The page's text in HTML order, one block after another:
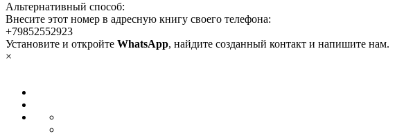
Альтернативный способ:
Внесите этот номер в адресную книгу своего телефона:
+79852552923
Установите и откройте WhatsApp, найдите созданный контакт и напишите нам.
×